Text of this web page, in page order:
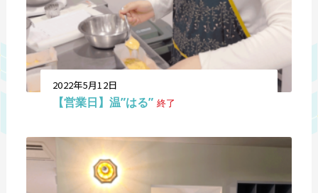
2022年5月12日
【営業日】温”はる” 終了